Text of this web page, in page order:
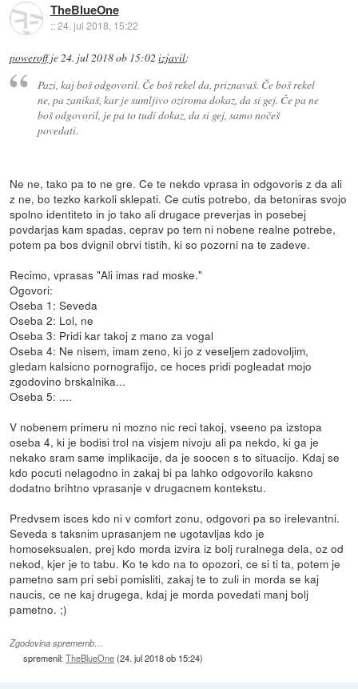
TheBlueOne
::24. jul 2018, 15:22
poweroffje24. jul 2018 ob 15:02 izjavil:
Pazi, kaj boš odgovoril. Če boš rekel da, priznavaš. Če boš rekel
ne, pa zanikaš, kar je sumljivo oziroma dokaz, da si gej. Če pa ne
boš odgovoril, je pa to tudi dokaz, da si gej, samo nočeš
povedati.
Ne ne, tako pa to ne gre. Ce te nekdo vprasa in odgovoris z da ali
z ne, bo tezko karkoli sklepati. Ce cutis potrebo, da betoniras svojo
spolno identiteto in jo tako ali drugace preverjas in posebej
povdarjas kam spadas, ceprav po tem ni nobene realne potrebe,
potem pa bos dvignil obrvi tistih, ki so pozorni na te zadeve.
Recimo, vprasas "Ali imas rad moske."
Ogovori:
Oseba 1: Seveda
Oseba 2: Lol, ne
Oseba 3: Pridi kar takoj z mano za vogal
Oseba 4: Ne nisem, imam zeno, ki jo z veseljem zadovoljim,
gledam kalsicno pornografijo, ce hoces pridi pogleadat mojo
zgodovino brskalnika...
Oseba 5: ....
V nobenem primeru ni mozno nic reci takoj, vseeno pa izstopa
oseba 4, ki je bodisi trol na visjem nivoju ali pa nekdo, ki ga je
nekako sram same implikacije, da je soocen s to situacijo. Kdaj se
kdo pocuti nelagodno in zakaj bi pa lahko odgovorilo kaksno
dodatno brihtno vprasanje v drugacnem kontekstu.
Predvsem isces kdo ni v comfort zonu, odgovori pa so irelevantni.
Seveda s taksnim uprasanjem ne ugotavljas kdo je
homoseksualen, prej kdo morda izvira iz bolj ruralnega dela, oz od
nekod, kjer je to tabu. Ko te kdo na to opozori, ce si ti ta, potem je
pametno sam pri sebi pomisliti, zakaj te to zuli in morda se kaj
naucis, ce ne kaj drugega, kdaj je morda povedati manj bolj
pametno. ;)
Zgodovina sprememb…
spremenil:TheBlueOne(24. jul 2018 ob 15:24)